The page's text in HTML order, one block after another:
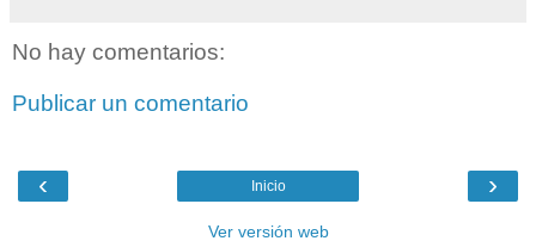
No hay comentarios:
Publicar un comentario
‹ ›
Inicio
Ver versión web